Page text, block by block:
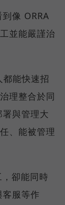
像 ORRA
並能嚴謹治
都能快速招
理整合於同
與管理大
、能被管理
卻能同時
服等作